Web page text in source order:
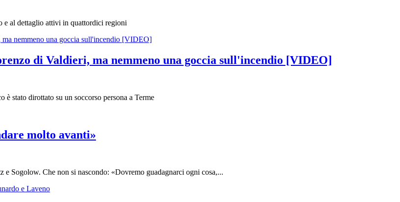
e al dettaglio attivi in quattordici regioni
di Valdieri, ma nemmeno una goccia sull'incendio [VIDEO]
stato dirottato su un soccorso persona a Terme
molto avanti»
Sogolow. Che non si nascondo: «Dovremo guadagnarci ogni cosa,...